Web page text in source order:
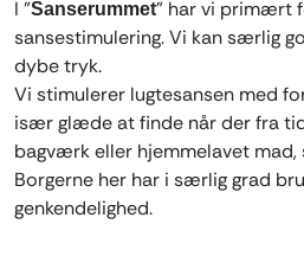
I "Sanserummet" har vi primært
sansestimulering. Vi kan særlig
dybe tryk.
Vi stimulerer lugtesansen med
især glæde at finde når der fra
bagværk eller hjemmelavet mad,
Borgerne her har i særlig grad
genkendelighed.